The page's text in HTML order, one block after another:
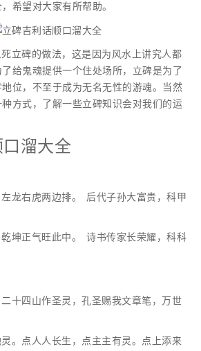
希望对大家有所帮助。
立碑的做法，这是因为风水上讲究人都
给鬼魂提供一个住处场所，立碑是为了
位，不至于成为无名无性的游魂。当然
方式，了解一些立碑知识会对我们的运
溜大全
龙右虎两边排。 后代子孙大富贵，科甲
坤正气旺此中。 诗书传家长荣耀，科科
十四山作圣灵，孔圣赐我文章笔，万世
。点人人长生，点主主有灵。点上添来